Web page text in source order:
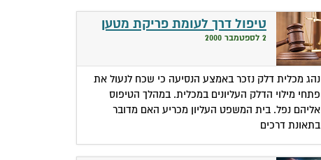
טיפול דרך לעומת פריקת מטען
2 לספטמבר 2000
נהג מכלית דלק נזכר באמצע הנסיעה כי שכח לנעול את
פתחי מילוי הדלק העליונים במכלית. במהלך הטיפוס
אליהם נפל. בית המשפט העליון מכריע האם מדובר
בתאונת דרכים